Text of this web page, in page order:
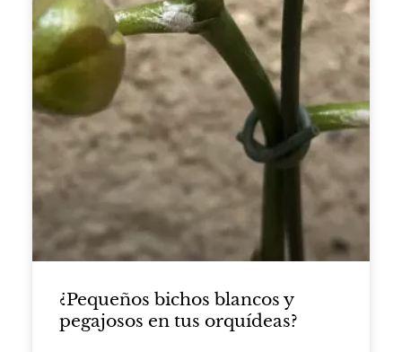
¿Pequeños bichos blancos y
pegajosos en tus orquídeas?